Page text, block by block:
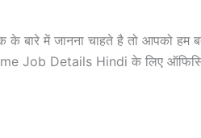
बारे में जानना चाहते है तो आपको हम
Job Details Hindi के लिए